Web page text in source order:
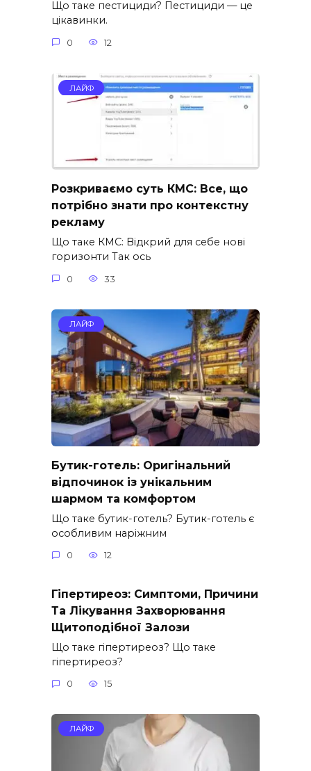
Що таке пестициди? Пестициди — це
цікавинки.
0 12
ЛАЙФ
Розкриваємо суть КМС: Все, що
потрібно знати про контекстну
рекламу
Що таке КМС: Відкрий для себе нові
горизонти Так ось
0 33
ЛАЙФ
Бутик-готель: Оригінальний
відпочинок із унікальним
шармом та комфортом
Що таке бутик-готель? Бутик-готель є
особливим наріжним
0 12
Гіпертиреоз: Симптоми, Причини
Та Лікування Захворювання
Щитоподібної Залози
Що таке гіпертиреоз? Що таке
гіпертиреоз?
0 15
ЛАЙФ